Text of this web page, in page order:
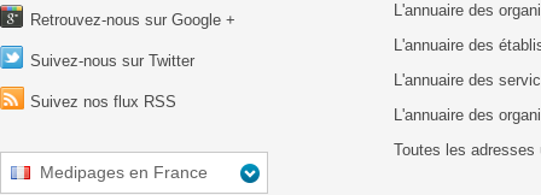
Retrouvez-nous sur Google +
Suivez-nous sur Twitter
Suivez nos flux RSS
Medipages en France
L'annuaire des
L'annuaire des
L'annuaire des
L'annuaire des
Toutes les adresses